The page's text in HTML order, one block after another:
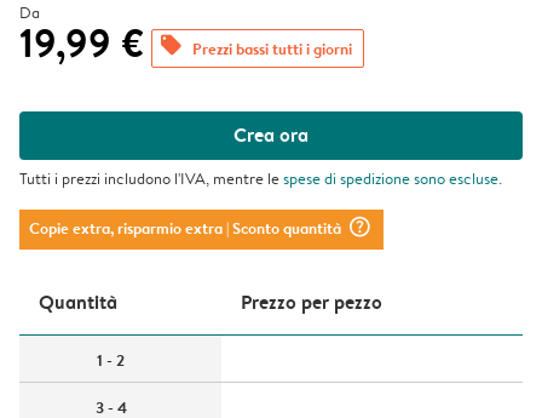
Da
19,99 € offers Prezzi bassi tutti i giorni
Crea ora
Tutti i prezzi includono l'IVA, mentre lespese di spedizionesono escluse.
Copie extra, risparmio extra| Sconto quantità question_mark_circle
Quantità Prezzo per pezzo
1 - 2
3 - 4